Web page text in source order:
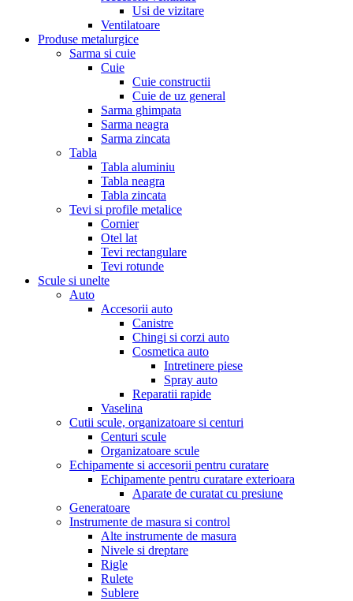
Usi de vizitare
Ventilatoare
Produse metalurgice
Sarma si cuie
Cuie
Cuie constructii
Cuie de uz general
Sarma ghimpata
Sarma neagra
Sarma zincata
Tabla
Tabla aluminiu
Tabla neagra
Tabla zincata
Tevi si profile metalice
Cornier
Otel lat
Tevi rectangulare
Tevi rotunde
Scule si unelte
Auto
Accesorii auto
Canistre
Chingi si corzi auto
Cosmetica auto
Intretinere piese
Spray auto
Reparatii rapide
Vaselina
Cutii scule, organizatoare si centuri
Centuri scule
Organizatoare scule
Echipamente si accesorii pentru curatare
Echipamente pentru curatare exterioara
Aparate de curatat cu presiune
Generatoare
Instrumente de masura si control
Alte instrumente de masura
Nivele si dreptare
Rigle
Rulete
Sublere